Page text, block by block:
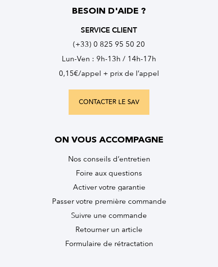
BESOIN D'AIDE ?
SERVICE CLIENT
(+33) 0 825 95 50 20
Lun-Ven : 9h-13h / 14h-17h
0,15€/appel + prix de l’appel
CONTACTER LE SAV
ON VOUS ACCOMPAGNE
Nos conseils d’entretien
Foire aux questions
Activer votre garantie
Passer votre première commande
Suivre une commande
Retourner un article
Formulaire de rétractation